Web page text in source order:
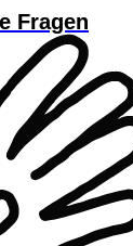
Fragen